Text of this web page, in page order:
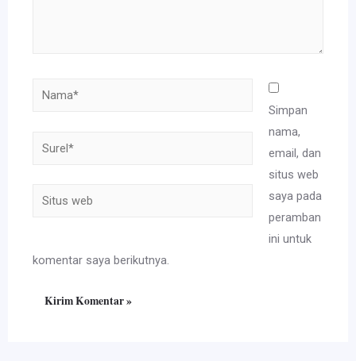
Nama*
Surel*
Situs
Simpan
nama,
email, dan
situs web
saya pada
peramban
ini untuk
komentar saya berikutnya.